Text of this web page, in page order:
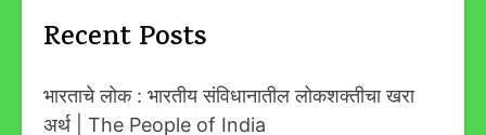
Recent Posts
भारताचे लोक : भारतीय संविधानातील लोकशक्तीचा खरा
अर्थ | The People of India